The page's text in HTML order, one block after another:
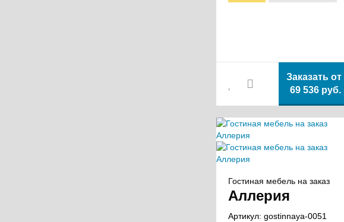
Заказать от
69 536 руб.
Гостиная мебель на заказ
Аллерия
Артикул: gostinnaya-0051